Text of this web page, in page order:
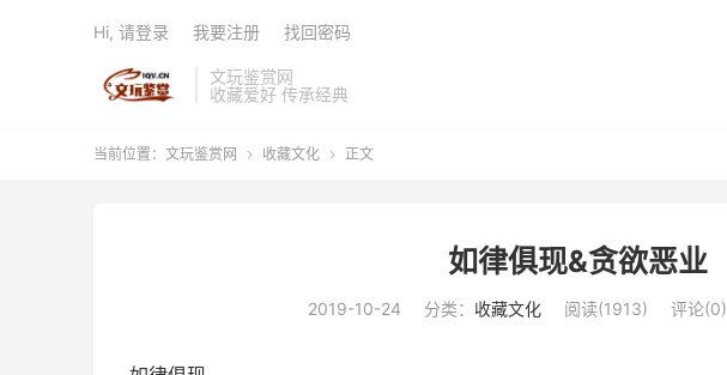
文玩鉴赏网
收藏爱好 传承经典
Hi, 请登录 我要注册 找回密码
当前位置： 文玩鉴赏网  收藏文化  正文
如律俱现&贪欲恶业
2019-10-24 分类： 收藏文化 阅读(1913) 评论(0)